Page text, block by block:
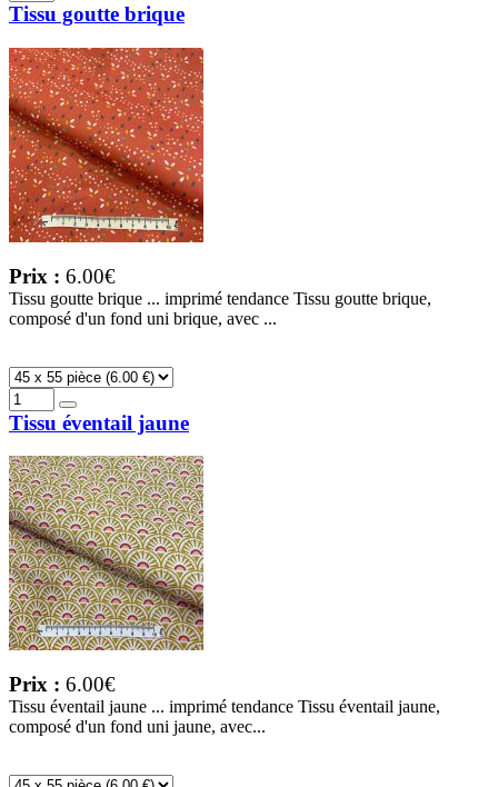
Tissu goutte brique
Prix : 6.00€
Tissu goutte brique ... imprimé tendance Tissu goutte brique,
composé d'un fond uni brique, avec ...
Tissu éventail jaune
Prix : 6.00€
Tissu éventail jaune ... imprimé tendance Tissu éventail jaune,
composé d'un fond uni jaune, avec...